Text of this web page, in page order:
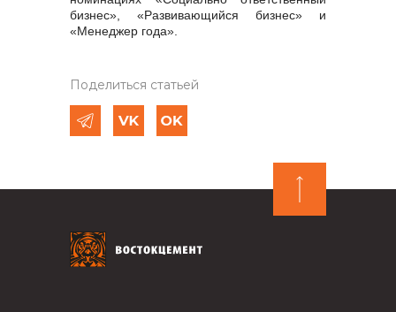
бизнес», «Развивающийся бизнес» и
«Менеджер года».
Поделиться статьей